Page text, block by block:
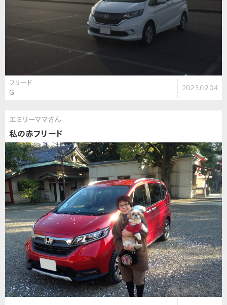
フリード
G
2023.02.04
エミリーママさん
私の赤フリード